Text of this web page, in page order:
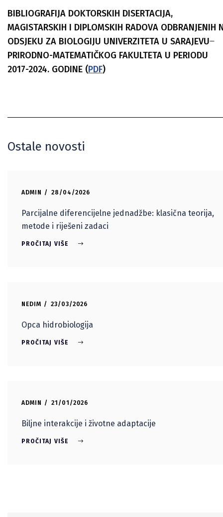
BIBLIOGRAFIJA DOKTORSKIH DISERTACIJA,
MAGISTARSKIH I DIPLOMSKIH RADOVA ODBRANJENIH
ODSJEKU ZA BIOLOGIJU UNIVERZITETA U SARAJEVU ̶
PRIRODNO-MATEMATIČKOG FAKULTETA U PERIODU
2017-2024. GODINE (PDF)
Ostale novosti
ADMIN 28/04/2026
Parcijalne diferencijelne jednadžbe: klasična teorija,
metode i riješeni zadaci
PROČITAJ VIŠE
NEDIM 23/03/2026
Opca hidrobiologija
PROČITAJ VIŠE
ADMIN 21/01/2026
Biljne interakcije i životne adaptacije
PROČITAJ VIŠE